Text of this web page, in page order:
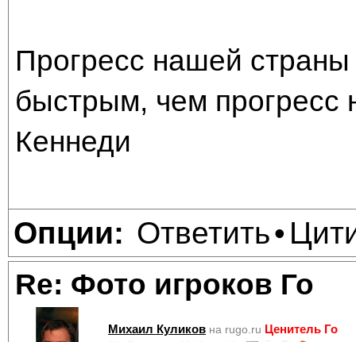
Прогресс нашей
быстрым, чем прогресс
Кеннеди
Опции: Ответить•
Re: Фото игроков Го
Михаил Куликов на rugo.ru Ценитель Го